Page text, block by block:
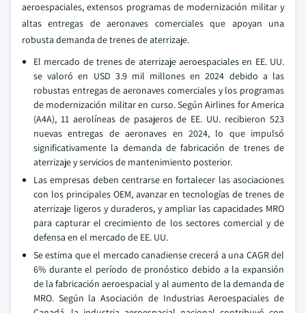
aeroespaciales, extensos programas de modernización militar y
altas entregas de aeronaves comerciales que apoyan una
robusta demanda de trenes de aterrizaje.
El mercado de trenes de aterrizaje aeroespaciales en EE. UU.
se valoró en USD 3.9 mil millones en 2024 debido a las
robustas entregas de aeronaves comerciales y los programas
de modernización militar en curso. Según Airlines for America
(A4A), 11 aerolíneas de pasajeros de EE. UU. recibieron 523
nuevas entregas de aeronaves en 2024, lo que impulsó
significativamente la demanda de fabricación de trenes de
aterrizaje y servicios de mantenimiento posterior.
Las empresas deben centrarse en fortalecer las asociaciones
con los principales OEM, avanzar en tecnologías de trenes de
aterrizaje ligeros y duraderos, y ampliar las capacidades MRO
para capturar el crecimiento de los sectores comercial y de
defensa en el mercado de EE. UU.
Se estima que el mercado canadiense crecerá a una CAGR del
6% durante el período de pronóstico debido a la expansión
de la fabricación aeroespacial y al aumento de la demanda de
MRO. Según la Asociación de Industrias Aeroespaciales de